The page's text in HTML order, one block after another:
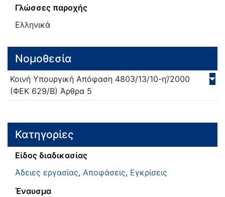
Γλώσσες παροχής
Ελληνικά
Νομοθεσία
Κοινή Υπουργική Απόφαση 4803/13/10-η’/2000
(ΦΕΚ 629/Β) Άρθρα 5
Κατηγορίες
Είδος διαδικασίας
Άδειες εργασίας, Αποφάσεις, Εγκρίσεις
Έναυσμα